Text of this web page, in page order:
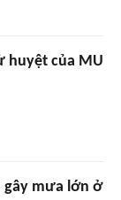
huyệt của MU
gây mưa lớn ở